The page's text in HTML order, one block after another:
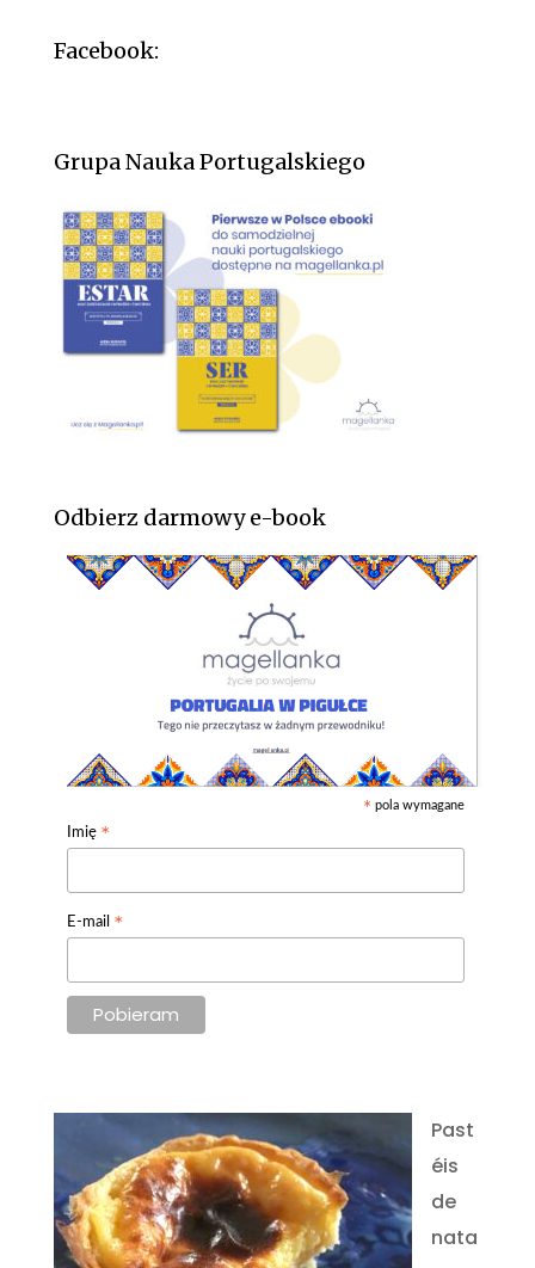
Facebook:
Grupa Nauka Portugalskiego
Odbierz darmowy e-book
* pola wymagane
Imię *
E-mail *
Past
éis
de
nata